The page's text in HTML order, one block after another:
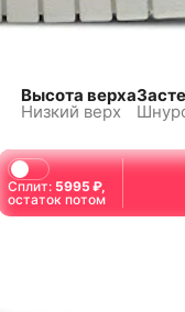
Высота верха
Низкий верх
Сплит: 5995 ₽,
остаток потом